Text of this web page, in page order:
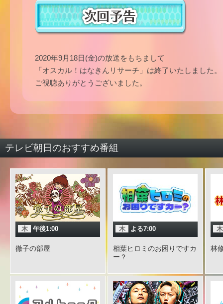
2020年9月18日(金)の放送をもちまして
「オスカル！はなきんリサーチ」は終了いたしました。
ご視聴ありがとうございました。
テレビ朝日のおすすめ番組
木 午後1:00
徹子の部屋
木 よる7:00
相葉ヒロミのお困りですカ
ー？
木
林